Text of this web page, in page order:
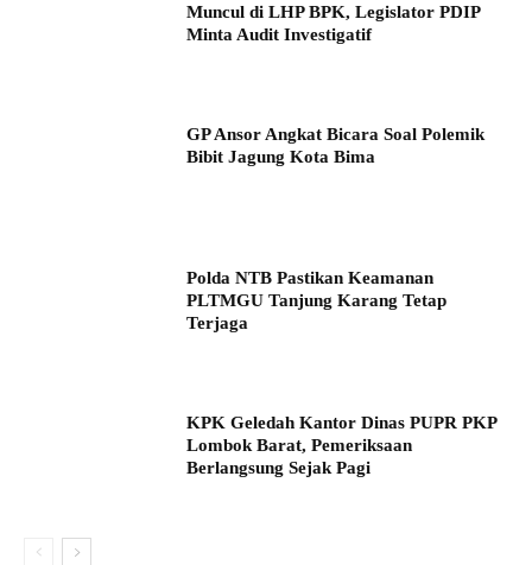
Muncul di LHP BPK, Legislator PDIP
Minta Audit Investigatif
GP Ansor Angkat Bicara Soal Polemik
Bibit Jagung Kota Bima
Polda NTB Pastikan Keamanan
PLTMGU Tanjung Karang Tetap
Terjaga
KPK Geledah Kantor Dinas PUPR PKP
Lombok Barat, Pemeriksaan
Berlangsung Sejak Pagi